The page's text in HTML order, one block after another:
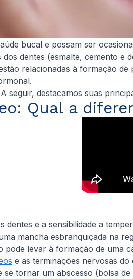
bucal e possam ser
dentes (esmalte, cemento
relacionadas à formação de
seguir, destacamos suas
Qual a
dentes e a sensibilidade a
mancha esbranquiçada na
pode levar à formação de
e as terminações nervosas do
se tornar um abscesso (bolsa